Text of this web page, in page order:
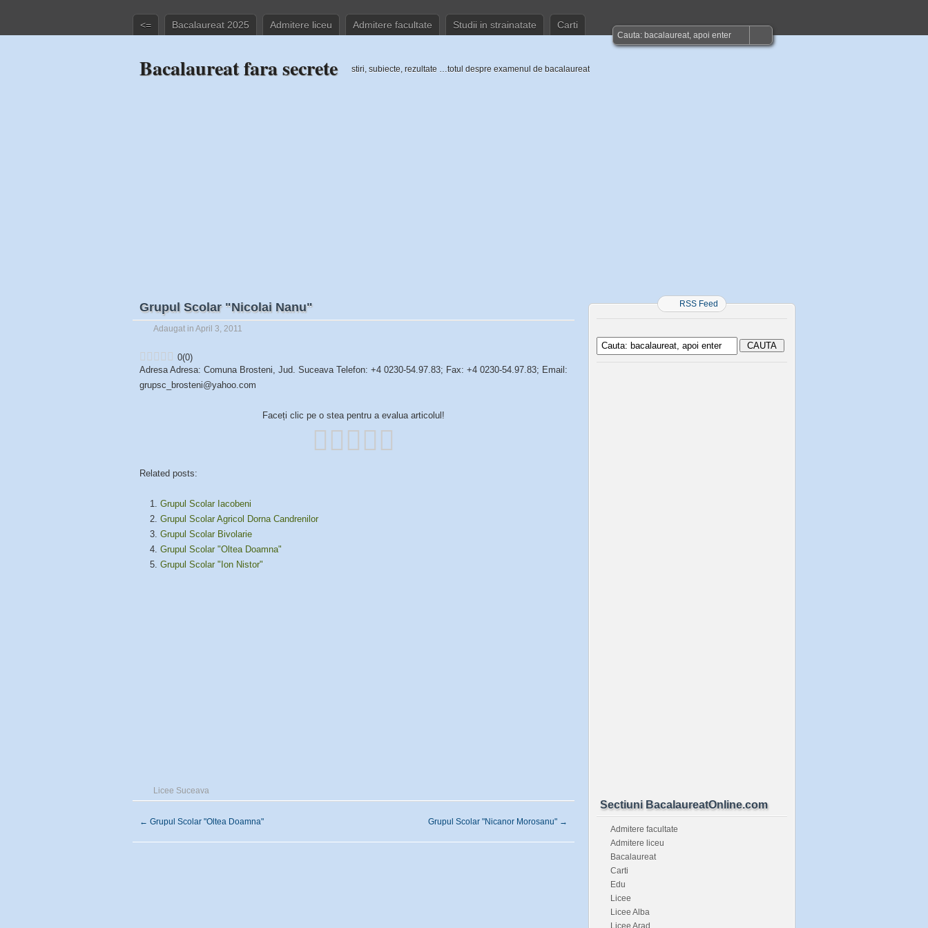
<= Bacalaureat 2025 Admitere liceu Admitere facultate Studii in strainatate Carti
Bacalaureat fara secrete stiri, subiecte, rezultate …totul despre examenul de bacalaureat
Grupul Scolar "Nicolai Nanu"
Adaugat in April 3, 2011
0(0)
Adresa Adresa: Comuna Brosteni, Jud. Suceava Telefon: +4 0230-54.97.83; Fax: +4 0230-54.97.83; Email:
grupsc_brosteni@yahoo.com
Faceți clic pe o stea pentru a evalua articolul!
Related posts:
Grupul Scolar Iacobeni
Grupul Scolar Agricol Dorna Candrenilor
Grupul Scolar Bivolarie
Grupul Scolar "Oltea Doamna"
Grupul Scolar "Ion Nistor"
Licee Suceava
← Grupul Scolar "Oltea Doamna" Grupul Scolar "Nicanor Morosanu" →
RSS Feed
Sectiuni BacalaureatOnline.com
Admitere facultate
Admitere liceu
Bacalaureat
Carti
Edu
Licee
Licee Alba
Licee Arad